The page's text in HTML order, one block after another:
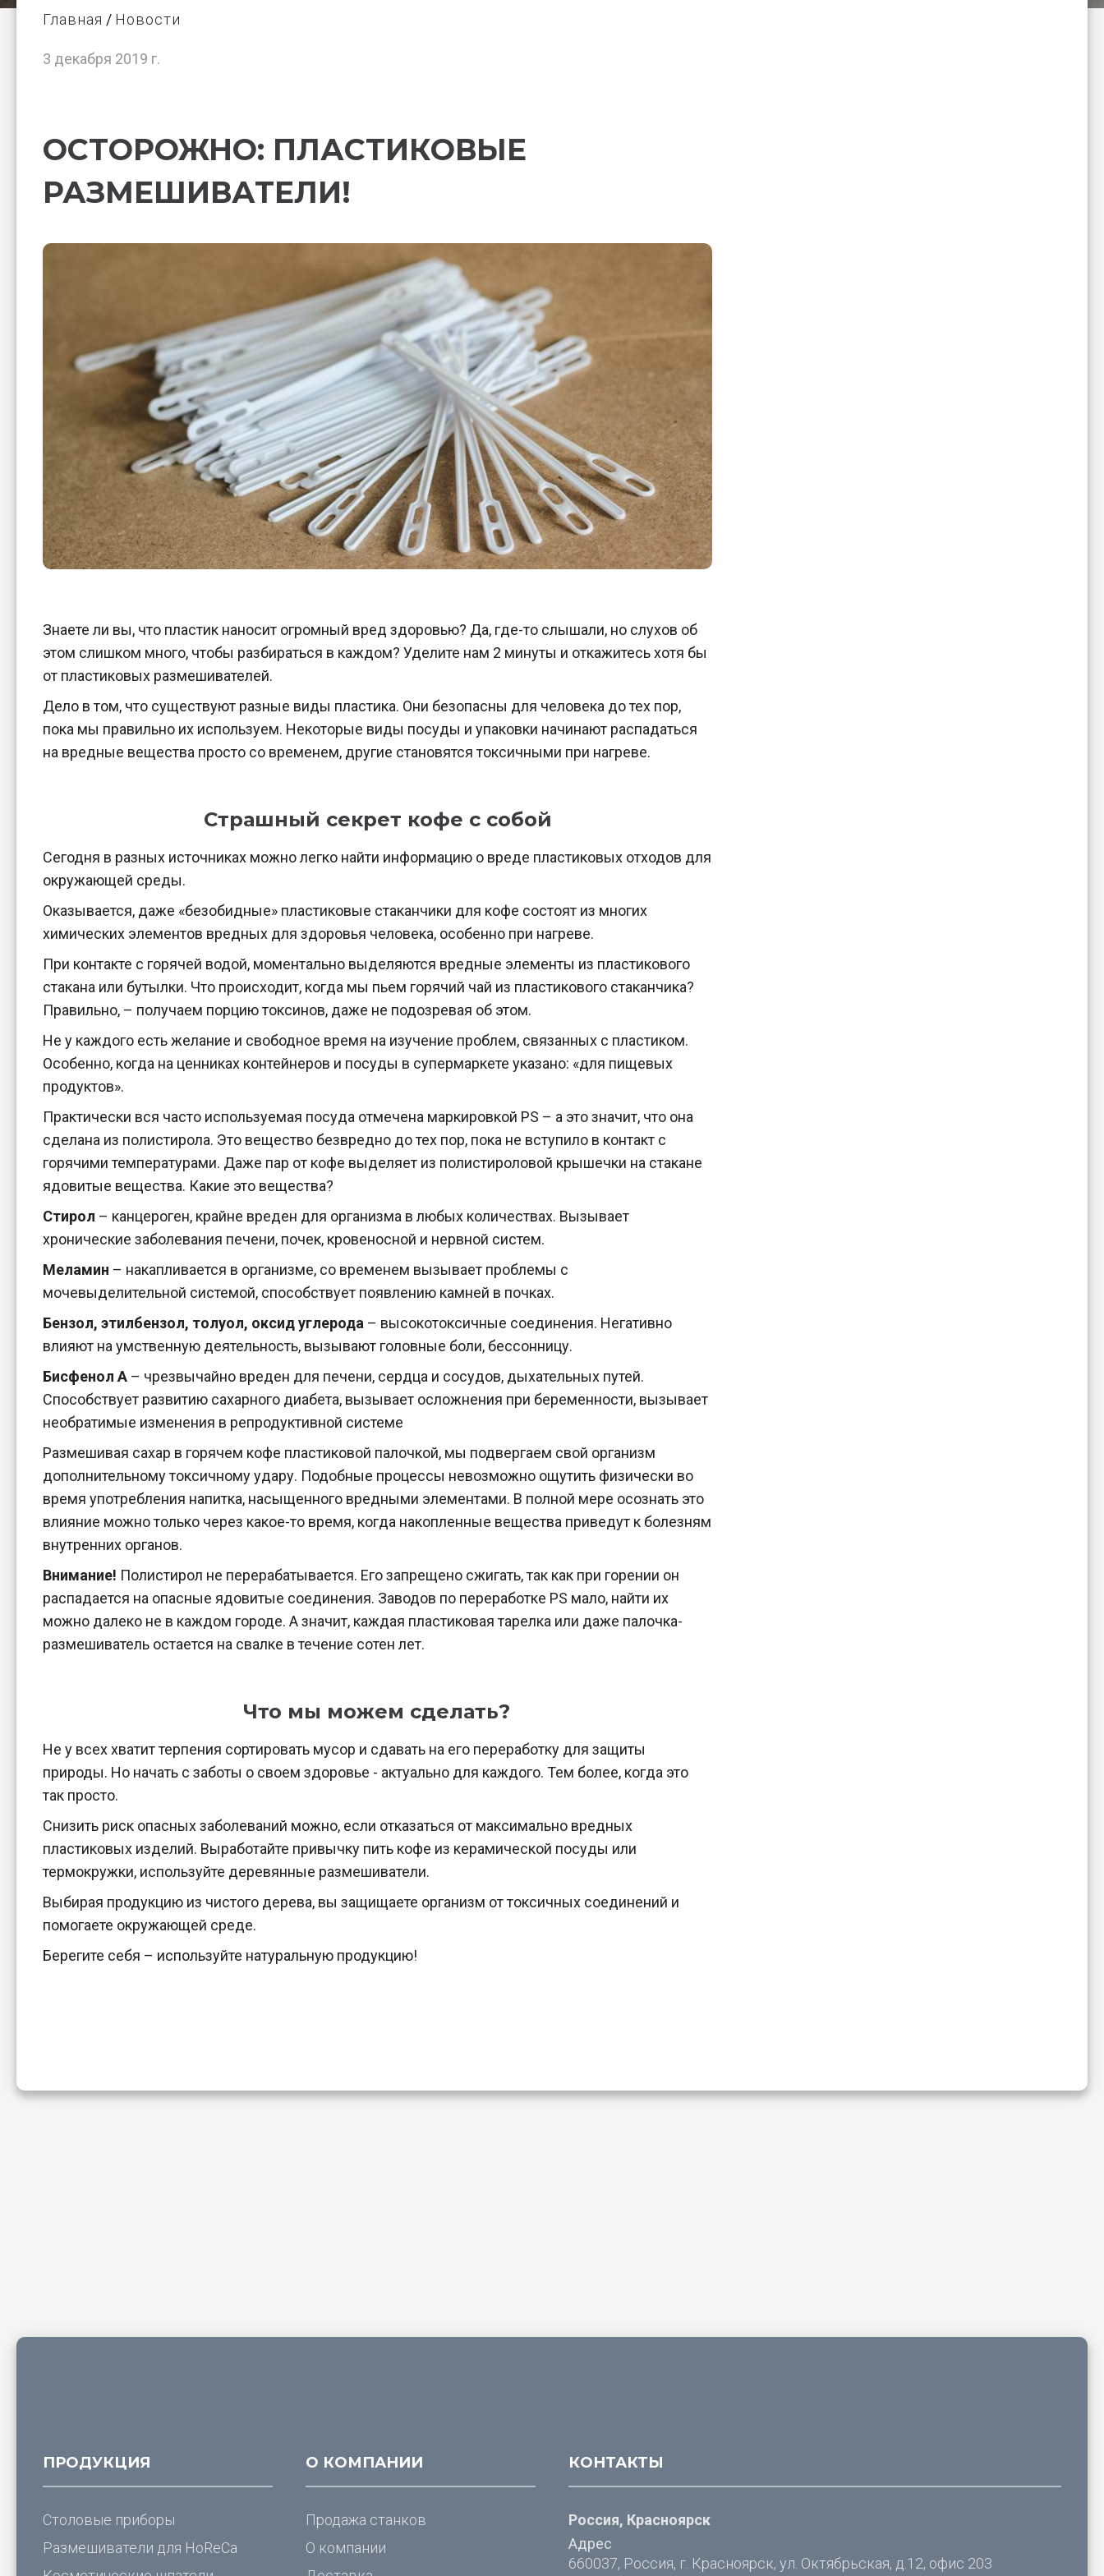
Главная Новости
3 декабря 2019 г.
ОСТОРОЖНО: ПЛАСТИКОВЫЕ
РАЗМЕШИВАТЕЛИ!
Знаете ли вы, что пластик наносит огромный вред здоровью? Да, где-то слышали, но слухов об
этом слишком много, чтобы разбираться в каждом? Уделите нам 2 минуты и откажитесь хотя бы
от пластиковых размешивателей.
Дело в том, что существуют разные виды пластика. Они безопасны для человека до тех пор,
пока мы правильно их используем. Некоторые виды посуды и упаковки начинают распадаться
на вредные вещества просто со временем, другие становятся токсичными при нагреве.
Страшный секрет кофе с собой
Сегодня в разных источниках можно легко найти информацию о вреде пластиковых отходов для
окружающей среды.
Оказывается, даже «безобидные» пластиковые стаканчики для кофе состоят из многих
химических элементов вредных для здоровья человека, особенно при нагреве.
При контакте с горячей водой, моментально выделяются вредные элементы из пластикового
стакана или бутылки. Что происходит, когда мы пьем горячий чай из пластикового стаканчика?
Правильно, – получаем порцию токсинов, даже не подозревая об этом.
Не у каждого есть желание и свободное время на изучение проблем, связанных с пластиком.
Особенно, когда на ценниках контейнеров и посуды в супермаркете указано: «для пищевых
продуктов».
Практически вся часто используемая посуда отмечена маркировкой PS – а это значит, что она
сделана из полистирола. Это вещество безвредно до тех пор, пока не вступило в контакт с
горячими температурами. Даже пар от кофе выделяет из полистироловой крышечки на стакане
ядовитые вещества. Какие это вещества?
Стирол – канцероген, крайне вреден для организма в любых количествах. Вызывает
хронические заболевания печени, почек, кровеносной и нервной систем.
Меламин – накапливается в организме, со временем вызывает проблемы с
мочевыделительной системой, способствует появлению камней в почках.
Бензол, этилбензол, толуол, оксид углерода – высокотоксичные соединения. Негативно
влияют на умственную деятельность, вызывают головные боли, бессонницу.
Бисфенол А – чрезвычайно вреден для печени, сердца и сосудов, дыхательных путей.
Способствует развитию сахарного диабета, вызывает осложнения при беременности, вызывает
необратимые изменения в репродуктивной системе
Размешивая сахар в горячем кофе пластиковой палочкой, мы подвергаем свой организм
дополнительному токсичному удару. Подобные процессы невозможно ощутить физически во
время употребления напитка, насыщенного вредными элементами. В полной мере осознать это
влияние можно только через какое-то время, когда накопленные вещества приведут к болезням
внутренних органов.
Внимание! Полистирол не перерабатывается. Его запрещено сжигать, так как при горении он
распадается на опасные ядовитые соединения. Заводов по переработке PS мало, найти их
можно далеко не в каждом городе. А значит, каждая пластиковая тарелка или даже палочка-
размешиватель остается на свалке в течение сотен лет.
Что мы можем сделать?
Не у всех хватит терпения сортировать мусор и сдавать на его переработку для защиты
природы. Но начать с заботы о своем здоровье - актуально для каждого. Тем более, когда это
так просто.
Снизить риск опасных заболеваний можно, если отказаться от максимально вредных
пластиковых изделий. Выработайте привычку пить кофе из керамической посуды или
термокружки, используйте деревянные размешиватели.
Выбирая продукцию из чистого дерева, вы защищаете организм от токсичных соединений и
помогаете окружающей среде.
Берегите себя – используйте натуральную продукцию!
ПРОДУКЦИЯ
Столовые приборы
Размешиватели для HoReCa
О КОМПАНИИ
Продажа станков
О компании
КОНТАКТЫ
Россия, Красноярск
Адрес
660037, Россия, г. Красноярск, ул. Октябрьская, д.12, офис 203